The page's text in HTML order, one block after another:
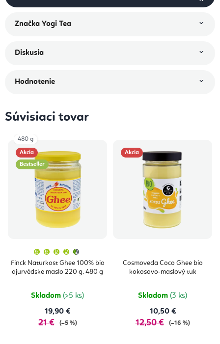
Značka Yogi Tea
Diskusia
Hodnotenie
Súvisiaci tovar
Akcia
Bestseller
Finck Naturkost Ghee 100% bio
ajurvédske maslo 220 g, 480 g
produktu
je
4,7
hviezdičiek.
Skladom (>5 ks)
19,90 €
21 € (–5 %)
480 g
Akcia
Cosmoveda Coco Ghee bio
kokosovo-maslový tuk
Skladom (3 ks)
10,50 €
12,50 € (–16 %)